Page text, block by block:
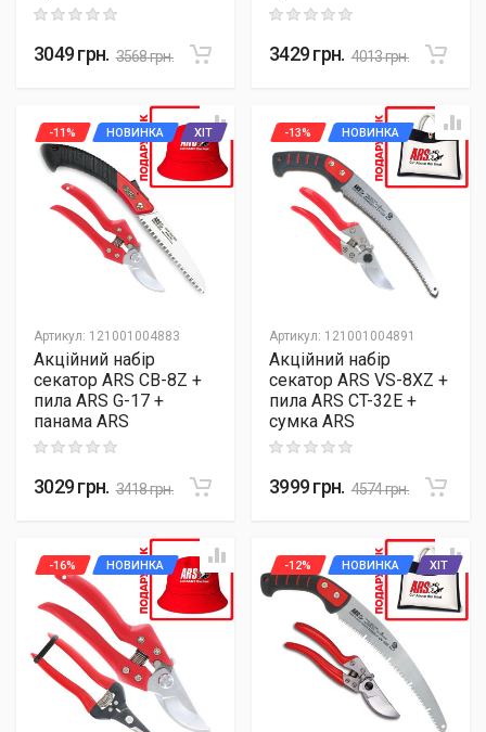
Rating: 0 out of 5
3049грн. 3568грн.
Rating: 0 out of 5
3429грн. 4013грн.
Артикул: 121001004883
-11% НОВИНКА ХІТ
Акційний набір
секатор ARS CB-8Z +
пила ARS G-17 +
панама ARS
Rating: 0 out of 5
3029грн. 3418грн.
Артикул: 121001004891
-13% НОВИНКА
Акційний набір
секатор ARS VS-8XZ +
пила ARS CT-32E +
сумка ARS
Rating: 0 out of 5
3999грн. 4574грн.
-16% НОВИНКА -12% НОВИНКА ХІТ